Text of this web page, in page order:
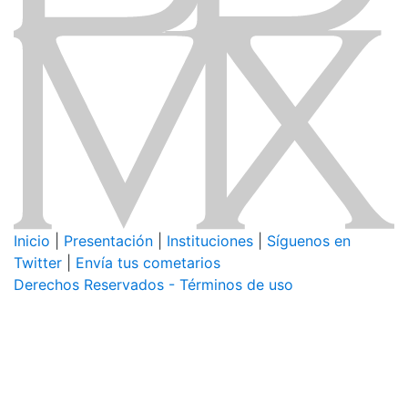
Inicio Presentación Instituciones
Síguenos en
Twitter
Envía tus cometarios
Derechos Reservados - Términos de uso